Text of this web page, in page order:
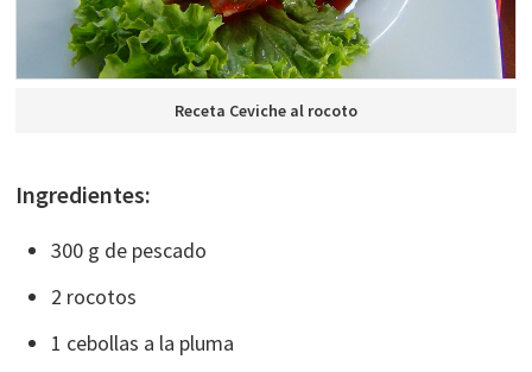
Receta Ceviche al rocoto
Ingredientes:
300 g de pescado
2 rocotos
1 cebollas a la pluma